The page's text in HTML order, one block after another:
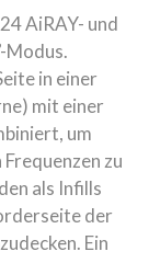
AiRAY- und
Modus.
in einer
mit einer
um
zu
als Infills
der
Ein